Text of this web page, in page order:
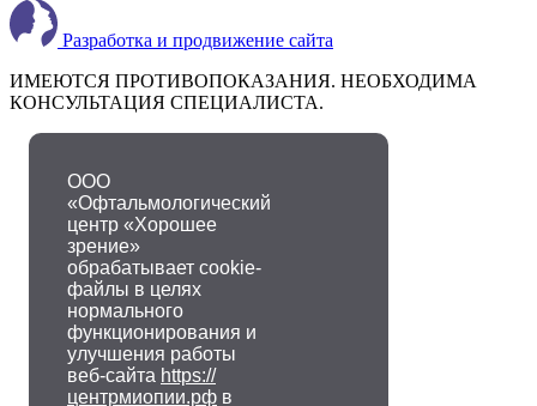
Разработка и продвижение сайта
ИМЕЮТСЯ ПРОТИВОПОКАЗАНИЯ. НЕОБХОДИМА
КОНСУЛЬТАЦИЯ СПЕЦИАЛИСТА.
ООО
«Офтальмологический
центр «Хорошее
зрение»
обрабатывает cookie-
файлы в целях
нормального
функционирования и
улучшения работы
веб-сайта https://
центрмиопии.рф в